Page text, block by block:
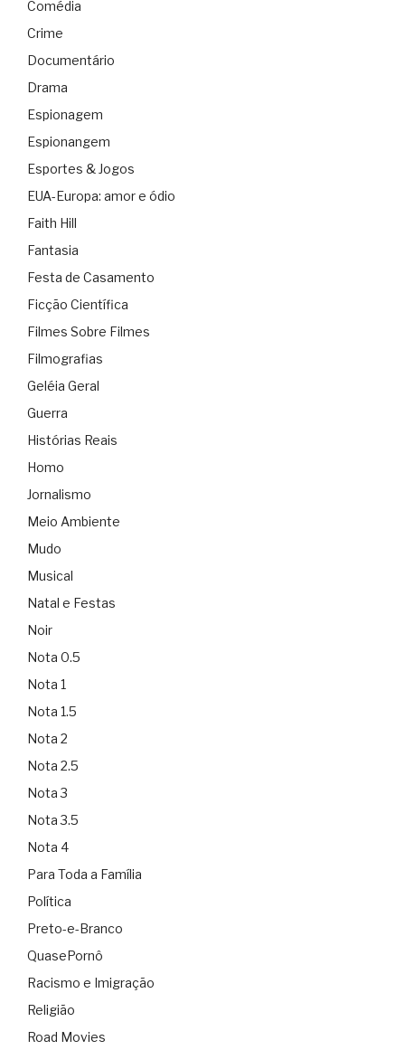
Comédia
Crime
Documentário
Drama
Espionagem
Espionangem
Esportes & Jogos
EUA-Europa: amor e ódio
Faith Hill
Fantasia
Festa de Casamento
Ficção Científica
Filmes Sobre Filmes
Filmografias
Geléia Geral
Guerra
Histórias Reais
Homo
Jornalismo
Meio Ambiente
Mudo
Musical
Natal e Festas
Noir
Nota 0.5
Nota 1
Nota 1.5
Nota 2
Nota 2.5
Nota 3
Nota 3.5
Nota 4
Para Toda a Família
Política
Preto-e-Branco
QuasePornô
Racismo e Imigração
Religião
Road Movies